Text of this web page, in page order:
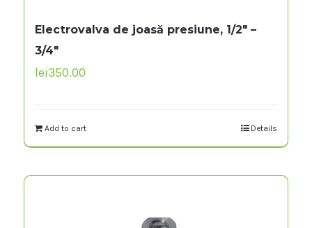
Electrovalva de joasă presiune, 1/2″ –
3/4″
lei350.00
Add to cart Details